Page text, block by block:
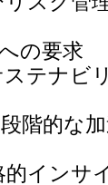
の要求
テナビ
階的な
的インサ